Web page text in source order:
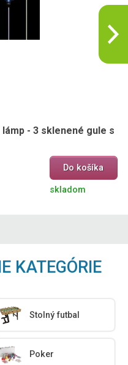
- 3 sklenené gule s
Do košíka
skladom
KATEGÓRIE
Stolný futbal
Poker